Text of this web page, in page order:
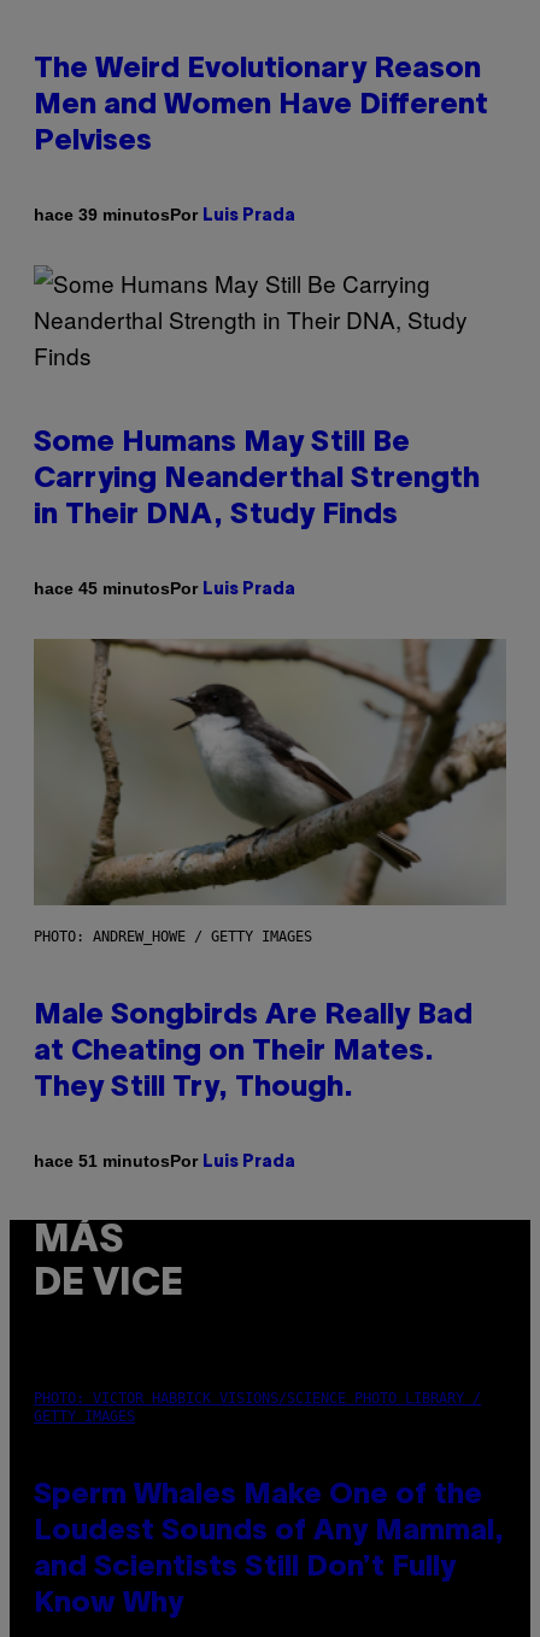
The Weird Evolutionary Reason
Men and Women Have Different
Pelvises
hace 39 minutosPor Luis Prada
Some Humans May Still Be
Carrying Neanderthal Strength
in Their DNA, Study Finds
hace 45 minutosPor Luis Prada
PHOTO: ANDREW_HOWE / GETTY IMAGES
Male Songbirds Are Really Bad
at Cheating on Their Mates.
They Still Try, Though.
hace 51 minutosPor Luis Prada
MÁS
DE VICE
PHOTO: VICTOR HABBICK VISIONS/SCIENCE PHOTO LIBRARY /
GETTY IMAGES
Sperm Whales Make One of the
Loudest Sounds of Any Mammal,
and Scientists Still Don’t Fully
Know Why